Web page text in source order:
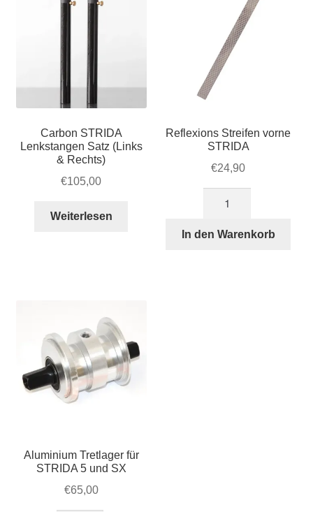
Carbon STRIDA
Lenkstangen Satz (Links
& Rechts)
€105,00
Weiterlesen
Reflexions Streifen vorne
STRIDA
€24,90
vorne
In den Warenkorb
Aluminium Tretlager für
STRIDA 5 und SX
€65,00